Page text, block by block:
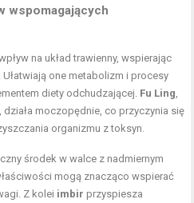
wspomagających
na układ trawienny, wspierając
one metabolizm i procesy
diety odchudzającej. Fu Ling
moczopędnie, co przyczynia się
organizmu z toksyn.
środek w walce z nadmiernym
mogą znacząco wspierać
Z kolei imbir przyspiesza